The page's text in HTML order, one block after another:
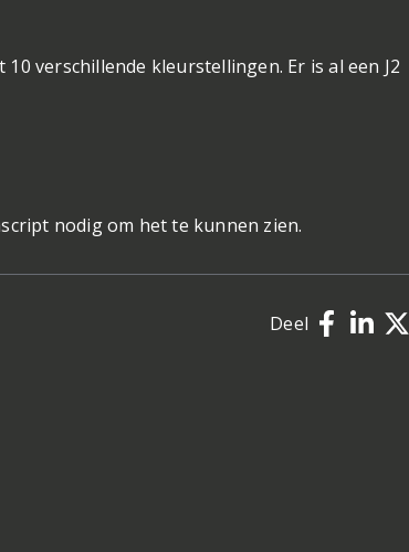
10 verschillende kleurstellingen. Er is al een J2
nodig om het te kunnen zien.
Deel